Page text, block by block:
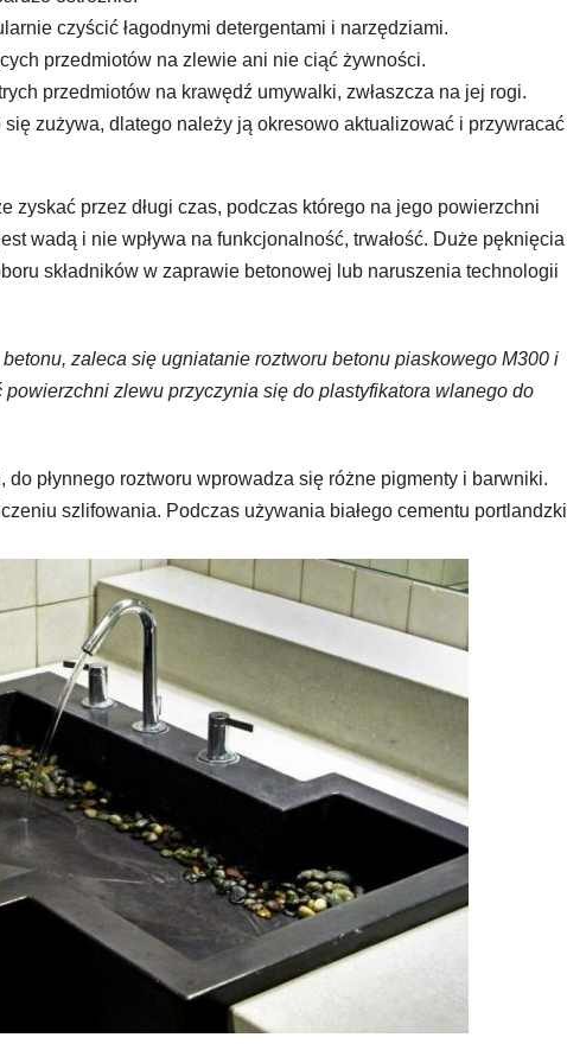
czyścić łagodnymi detergentami i narzędziami.
przedmiotów na zlewie ani nie ciąć żywności.
przedmiotów na krawędź umywalki, zwłaszcza na jej rogi.
zużywa, dlatego należy ją okresowo aktualizować i przywracać
zyskać przez długi czas, podczas którego na jego powierzchni
wadą i nie wpływa na funkcjonalność, trwałość. Duże pęknięcia
składników w zaprawie betonowej lub naruszenia technologii
zaleca się ugniatanie roztworu betonu piaskowego M300 i
powierzchni zlewu przyczynia się do plastyfikatora wlanego do
płynnego roztworu wprowadza się różne pigmenty i barwniki.
szlifowania. Podczas używania białego cementu